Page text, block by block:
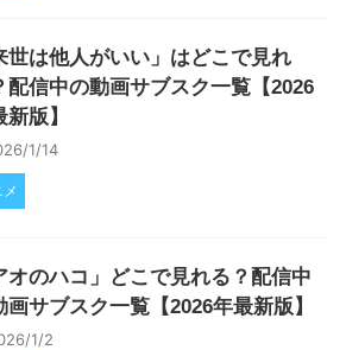
世は他人がいい」はどこで見れ
配信中の動画サブスク一覧【2026
版】
1/14
オのハコ」どこで見れる？配信中
画サブスク一覧【2026年最新版】
1/2